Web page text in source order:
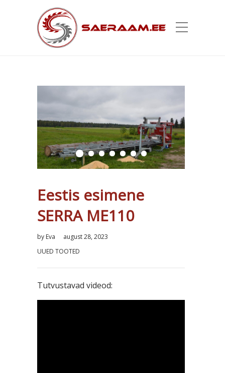
Eestis esimene
SERRA ME110
by Eva
august 28, 2023
UUED TOOTED
Tutvustavad videod: